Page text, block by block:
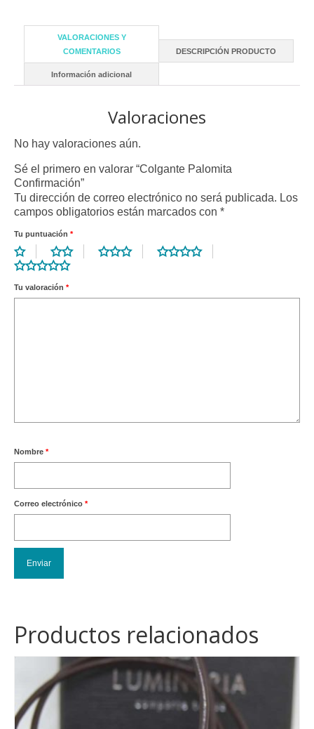
VALORACIONES Y
COMENTARIOS
DESCRIPCIÓN PRODUCTO
Información adicional
Valoraciones
No hay valoraciones aún.
Sé el primero en valorar “Colgante Palomita
Confirmación”
Tu dirección de correo electrónico no será publicada. Los
campos obligatorios están marcados con *
Tu puntuación *
Tu valoración *
Nombre *
Correo electrónico *
Productos relacionados